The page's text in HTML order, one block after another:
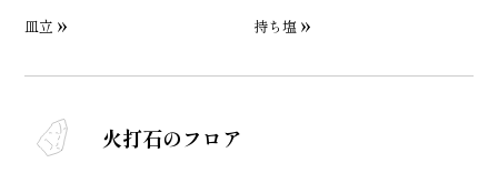
皿立
持ち塩
火打石のフロア